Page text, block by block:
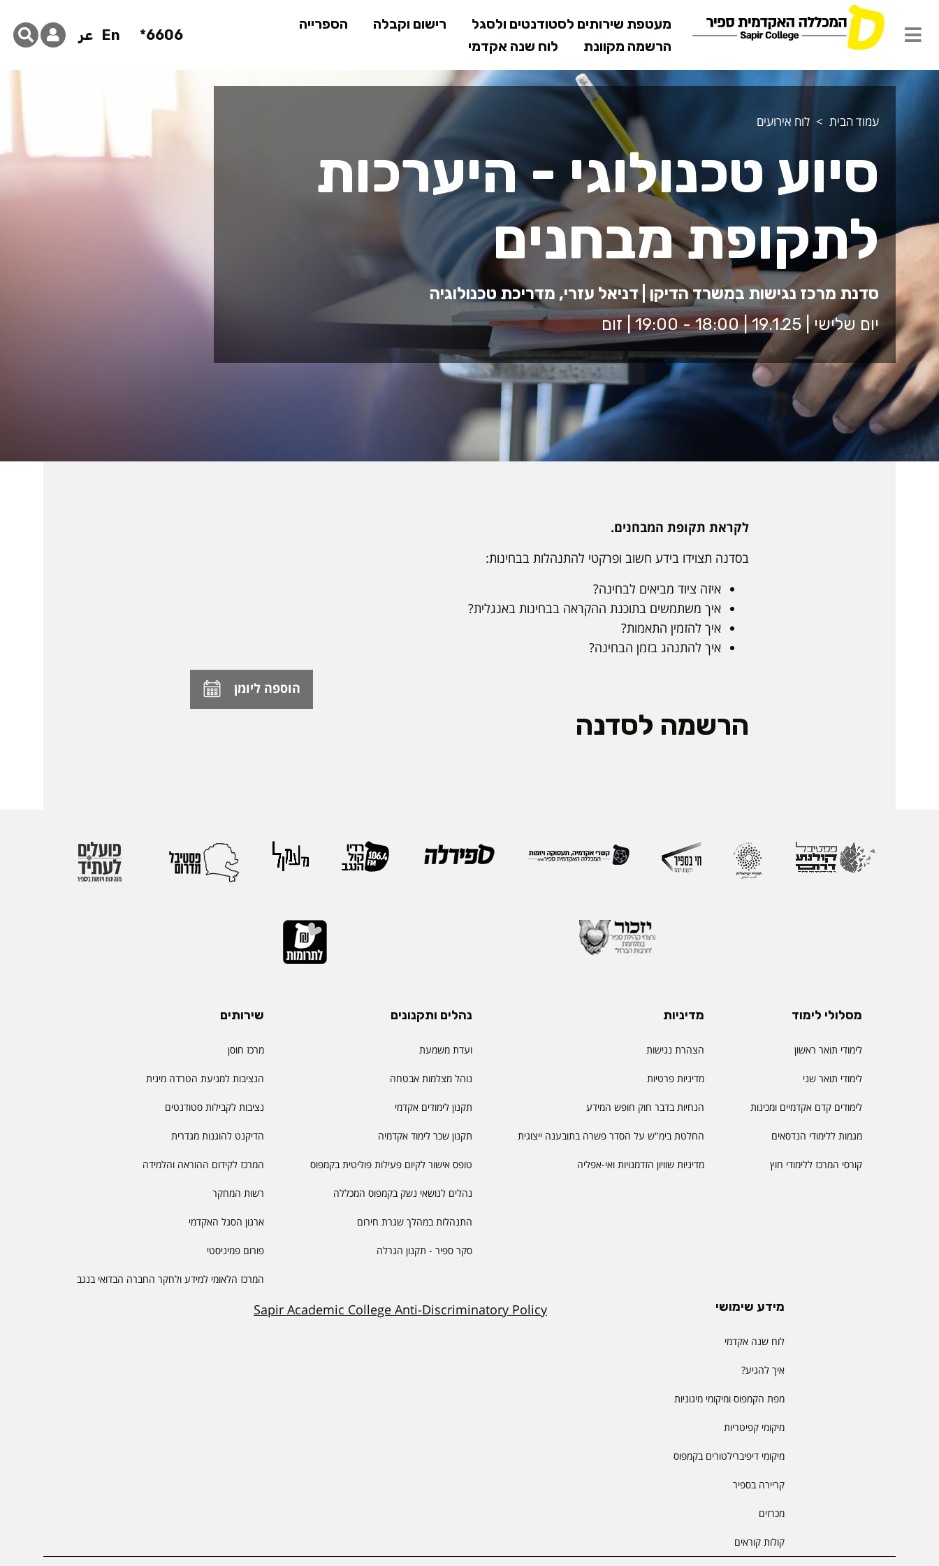
לתוכן
המרכזי
מעטפת שירותים לסטודנטים ולסגל רישום וקבלה
הספרייה
הרשמה מקוונת
לוח שנה אקדמי
6606*
En عر
עמוד הבית לוח אירועים
סיוע טכנולוגי - היערכות
לתקופת מבחנים
סדנת מרכז נגישות במשרד הדיקן | דניאל עזרי, מדריכת טכנולוגיה
יום שלישי | 19.1.25 | 18:00 - 19:00 | זום
לקראת תקופת המבחנים.
בסדנה תצוידו בידע חשוב ופרקטי להתנהלות בבחינות:
איזה ציוד מביאים לבחינה?
איך משתמשים בתוכנת ההקראה בבחינות באנגלית?
איך להזמין התאמות?
איך להתנהג בזמן הבחינה?
הוספה ליומן
הרשמה לסדנה
מסלולי לימוד
לימודי תואר ראשון
לימודי תואר שני
לימודים קדם אקדמיים ומכינות
מגמות ללימודי הנדסאים
קורסי המרכז ללימודי חוץ
מדיניות
הצהרת נגישות
מדיניות פרטיות
הנחיות בדבר חוק חופש המידע
החלטת בימ"ש על הסדר פשרה בתובענה ייצוגית
מדיניות שוויון הזדמנויות ואי-אפליה
נהלים ותקנונים
ועדת משמעת
נוהל מצלמות אבטחה
תקנון לימודים אקדמי
תקנון שכר לימוד אקדמיה
טופס אישור לקיום פעילות פוליטית בקמפוס
נהלים לנושאי נשק בקמפוס המכללה
התנהלות במהלך שגרת חירום
סקר ספיר - תקנון הגרלה
שירותים
מרכז חוסן
הנציבות למניעת הטרדה מינית
נציבות לקבילות סטודנטים
הדיקנט להוגנות מגדרית
המרכז לקידום ההוראה והלמידה
רשות המחקר
ארגון הסגל האקדמי
פורום פמיניסטי
המרכז הלאומי למידע ולחקר החברה הבדואי בנגב
מידע שימושי
לוח שנה אקדמי
איך להגיע?
מפת הקמפוס ומיקומי מיגוניות
מיקומי קפיטריות
מיקומי דיפיברילטורים בקמפוס
קריירה בספיר
מכרזים
קולות קוראים
Sapir Academic College Anti-Discriminatory Policy